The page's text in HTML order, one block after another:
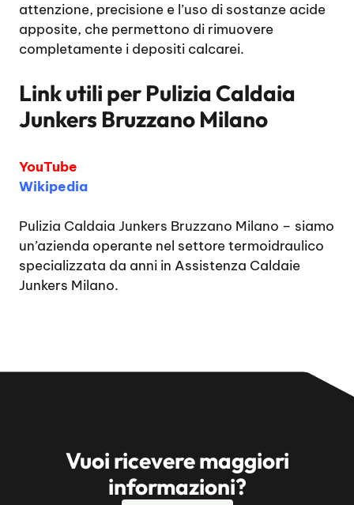
attenzione, precisione e l’uso di sostanze acide
apposite, che permettono di rimuovere
completamente i depositi calcarei.
Link utili perPulizia Caldaia
Junkers Bruzzano Milano
YouTube
Wikipedia
Pulizia Caldaia Junkers Bruzzano Milano – siamo
un’azienda operante nel settore termoidraulico
specializzata da anni in Assistenza Caldaie
Junkers Milano.
Vuoi ricevere maggiori
informazioni?